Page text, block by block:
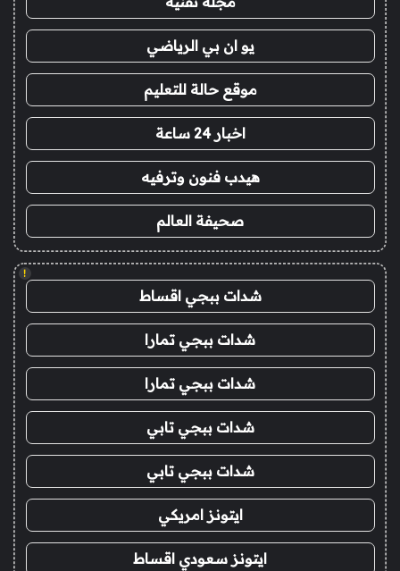
يو ان بي الرياضي
موقع حالة للتعليم
اخبار 24 ساعة
هيدب فنون وترفيه
صحيفة العالم
!
شدات ببجي اقساط
شدات ببجي تمارا
شدات ببجي تمارا
شدات ببجي تابي
شدات ببجي تابي
ايتونز امريكي
ايتونز سعودي اقساط